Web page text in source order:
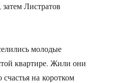
Листратов
молодые
квартире. Жили они
на коротком